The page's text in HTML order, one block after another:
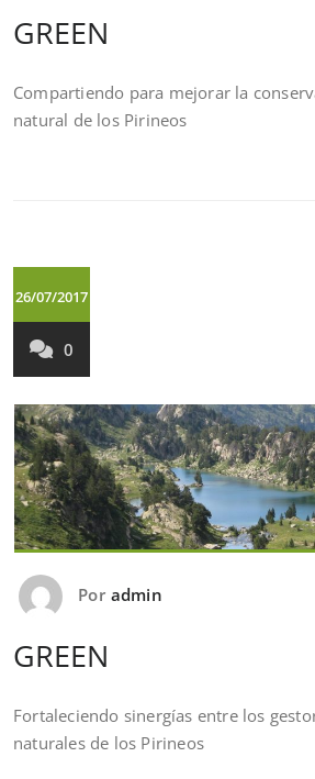
GREEN
Compartiendo para mejorar la
natural de los Pirineos
26/07/2017
0
Por admin
GREEN
Fortaleciendo sinergías entre los
naturales de los Pirineos